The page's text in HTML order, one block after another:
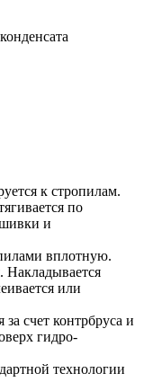
к стропилам.
по
и
вплотную.
Накладывается
или
счет контрбруса и
гидро-
технологии